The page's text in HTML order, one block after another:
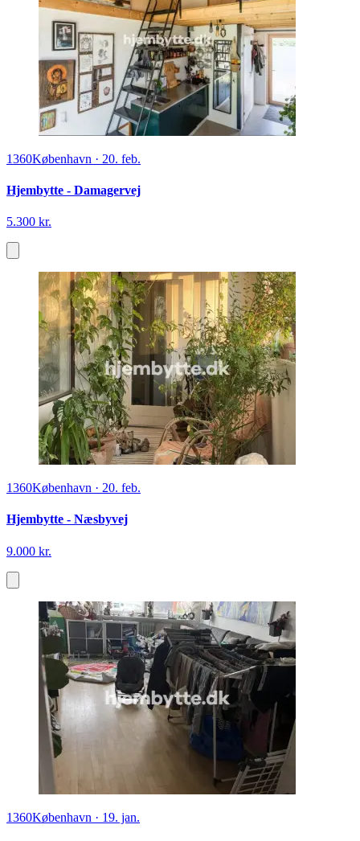
1360København · 20. feb.
Hjembytte - Damagervej
5.300 kr.
1360København · 20. feb.
Hjembytte - Næsbyvej
9.000 kr.
1360København · 19. jan.